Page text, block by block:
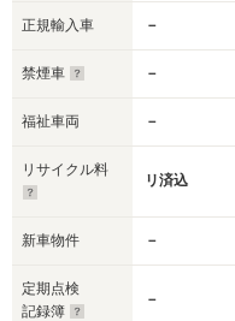
正規輸入車 －
禁煙車 －
福祉車両 －
リサイクル料
リ済込
新車物件 －
定期点検
記録簿
－